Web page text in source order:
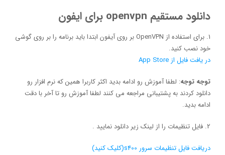
دانلود مستقیم openvpn برای ایفون
1. برای استفاده از OpenVPN بر روی آیفون ابتدا باید برنامه را بر روی گوشی
خود نصب کنید.
در یافت فایل از App Store
توجه توجه: لطفا آموزش رو ادامه بدید اکثر کاربرا همین که نرم افزار رو
دانلود کردند به پشتیبانی مراجعه می کنند لطفا آموزش رو تا آخر با دقت
ادامه بدید.
2. فایل تنظیمات را از لینک زیر دانلود نمایید .
دریافت فایل تنظیمات سرور s400(کلیک کنید)